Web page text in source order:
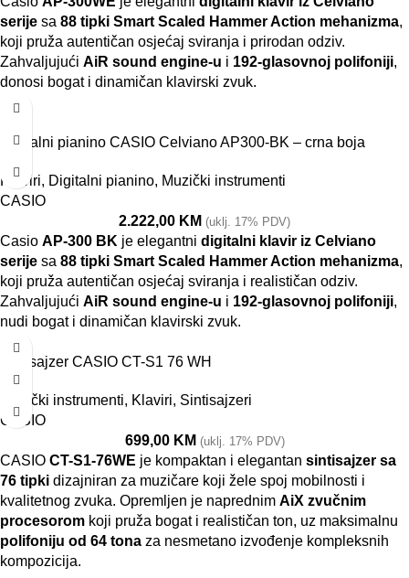
serije sa 88 tipki Smart Scaled Hammer Action mehanizma,
koji pruža autentičan osjećaj sviranja i prirodan odziv.
Zahvaljujući AiR sound engine-u i 192-glasovnoj polifoniji,
donosi bogat i dinamičan klavirski zvuk.
Digitalni pianino CASIO Celviano AP300-BK – crna boja
Klaviri, Digitalni pianino, Muzički instrumenti
CASIO
2.222,00 KM (uklj. 17% PDV)
Casio AP-300 BK je elegantni digitalni klavir iz Celviano
serije sa 88 tipki Smart Scaled Hammer Action mehanizma,
koji pruža autentičan osjećaj sviranja i realističan odziv.
Zahvaljujući AiR sound engine-u i 192-glasovnoj polifoniji,
nudi bogat i dinamičan klavirski zvuk.
Sintisajzer CASIO CT-S1 76 WH
Muzički instrumenti, Klaviri, Sintisajzeri
CASIO
699,00 KM (uklj. 17% PDV)
CASIO CT-S1-76WE je kompaktan i elegantan sintisajzer sa
76 tipki dizajniran za muzičare koji žele spoj mobilnosti i
kvalitetnog zvuka. Opremljen je naprednim AiX zvučnim
procesorom koji pruža bogat i realističan ton, uz maksimalnu
polifoniju od 64 tona za nesmetano izvođenje kompleksnih
kompozicija.